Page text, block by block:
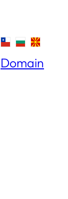
Domain